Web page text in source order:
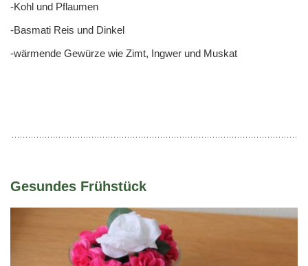
-Kohl und Pflaumen
-Basmati Reis und Dinkel
-wärmende Gewürze wie Zimt, Ingwer und Muskat
Gesundes Frühstück